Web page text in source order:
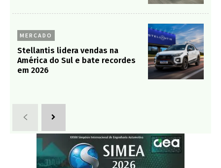
MERCADO
Stellantis lidera vendas na
América do Sul e bate recordes
em 2026